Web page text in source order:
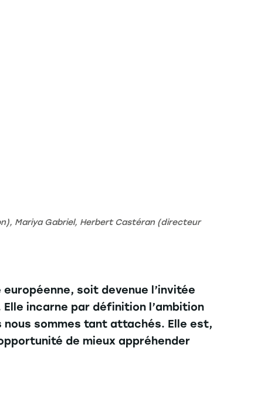
Mariya Gabriel, Herbert Castéran (directeur
soit devenue l’invitée
Elle incarne par définition l’ambition
nous sommes tant attachés. Elle est,
de mieux appréhender